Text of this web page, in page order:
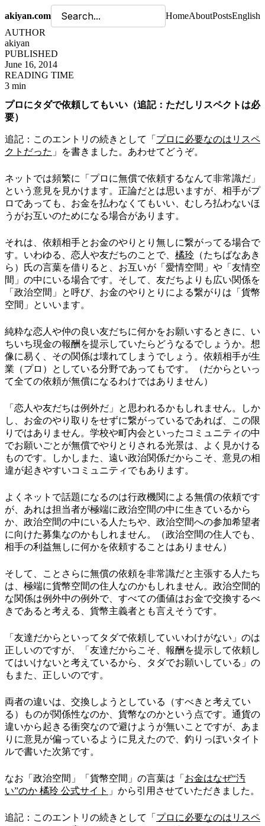
akiyan.com HomeAboutPostsEnglish
AUTHOR
akiyan
PUBLISHED
June 16, 2014
READING TIME
3 min
プロにタダで依頼してもいい（追記：ただしリスペクトは必
要）
追記：このエントリの続きとして「 プロに必要なのはリスペ
クトだった 」を書きました。あわせてどうぞ。
ネットでは頻繁に「プロに無償で依頼するなんて非常識だ」
という意見を見かけます。正論だとは思いますが、相手がプ
ロであっても、お金を払わなくてもいい、むしろ払わないほ
うがお互いのためになる場合があります。
それは、依頼相手とお金のやりとり無しに繋がってる場合で
す。いわゆる、恋人や友だちのことで、 橘玲 （たちばなあき
ら）氏の言葉を借りると、お互いが「愛情空間」や「友情空
間」の中にいる場合です。そして、友だちよりも広い関係を
「政治空間」と呼び、お金のやりとりによる繋がりは「貨幣
空間」といいます。
純粋な恋人や仲の良い友だちに何かをお願いするときに、い
ちいち現金の報酬を提示していたらどうなるでしょうか。想
像に易く、その関係は壊れてしまうでしょう。依頼相手が生
業（プロ）としている分野であってもです。（だからといっ
て全ての依頼が無償になるわけではありません）
「恋人や友だちは例外だ」と思われるかもしれません。しか
し、お金のやり取りをせずに繋がっているであれば、この限
りではありません。学校や町内会といったコミュニティの中
でお願いごとが無償でやりとりされる光景は、よく見かける
ものです。しかしまた、遠い政治関係だからこそ、意見の相
違が起きやすいコミュニティでもあります。
よくネットで話題になるのは行政機関による無償の依頼です
が、あれは担当者が極端に政治空間の中に生きているから
か、政治空間の中にいる人たちや、政治空間への参加希望者
に向けた募集なのかもしれません。（政治空間の住人でも、
相手の利益無しに何かを依頼することはありません）
そして、ことさらに無償の依頼を非常識だと主張する人たち
は、極端に貨幣空間の住人なのかもしれません。政治空間的
な関係は例外中の例外で、すべての価値はお金で交換するべ
きであると考える、貨幣主義者とも言えそうです。
「友達だからといってタダで依頼していいわけがない」のは
正しいのですが、「友達だからこそ、報酬を提示して依頼し
てはいけないと考えているから、タダでお願いしている」の
もまた、正しいのです。
両者の違いは、交換しようとしている（すべきと考えてい
る）ものが関係性なのか、貨幣なのかという点です。通貨の
違いから起きる衝突なので避けようが無いことですが、あま
りに意見が偏っているように見えたので、釣りっぽいタイト
ルで書いた次第です。
なお「政治空間」「貨幣空間」の言葉は「 お金はなぜ“汚
い”のか 橘玲 公式サイト 」から引用させていただきました。
追記：このエントリの続きとして「 プロに必要なのはリスペ